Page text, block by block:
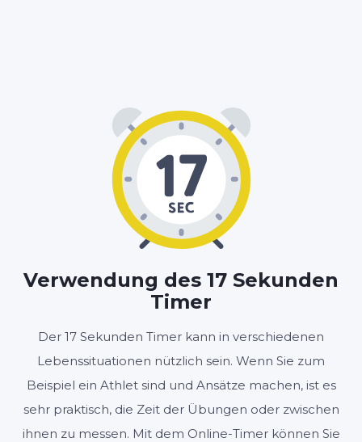
Verwendung des 17 Sekunden
Timer
Der 17 Sekunden Timer kann in verschiedenen
Lebenssituationen nützlich sein. Wenn Sie zum
Beispiel ein Athlet sind und Ansätze machen, ist es
sehr praktisch, die Zeit der Übungen oder zwischen
ihnen zu messen. Mit dem Online-Timer können Sie
00
MINUTEN
: 17
SEKUNDEN
Zurücksetzen